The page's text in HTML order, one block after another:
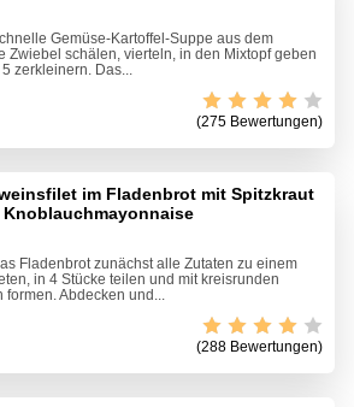
Gemüse-Kartoffel-Suppe aus dem
Zwiebel schälen, vierteln, in den Mixtopf geben
zerkleinern. Das...
(275 Bewertungen)
im Fladenbrot mit Spitzkraut
Fladenbrot zunächst alle Zutaten zu einem
in 4 Stücke teilen und mit kreisrunden
formen. Abdecken und...
(288 Bewertungen)